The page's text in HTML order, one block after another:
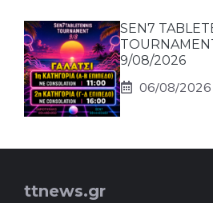
SEN7
9/08/2026
06/08/2026
ttnews.gr